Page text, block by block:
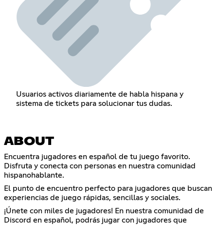
Usuarios activos diariamente de habla hispana y
sistema de tickets para solucionar tus dudas.
ABOUT
Encuentra jugadores en español de tu juego favorito.
Disfruta y conecta con personas en nuestra comunidad
hispanohablante.
El punto de encuentro perfecto para jugadores que buscan
experiencias de juego rápidas, sencillas y sociales.
¡Únete con miles de jugadores! En nuestra comunidad de
Discord en español, podrás jugar con jugadores que